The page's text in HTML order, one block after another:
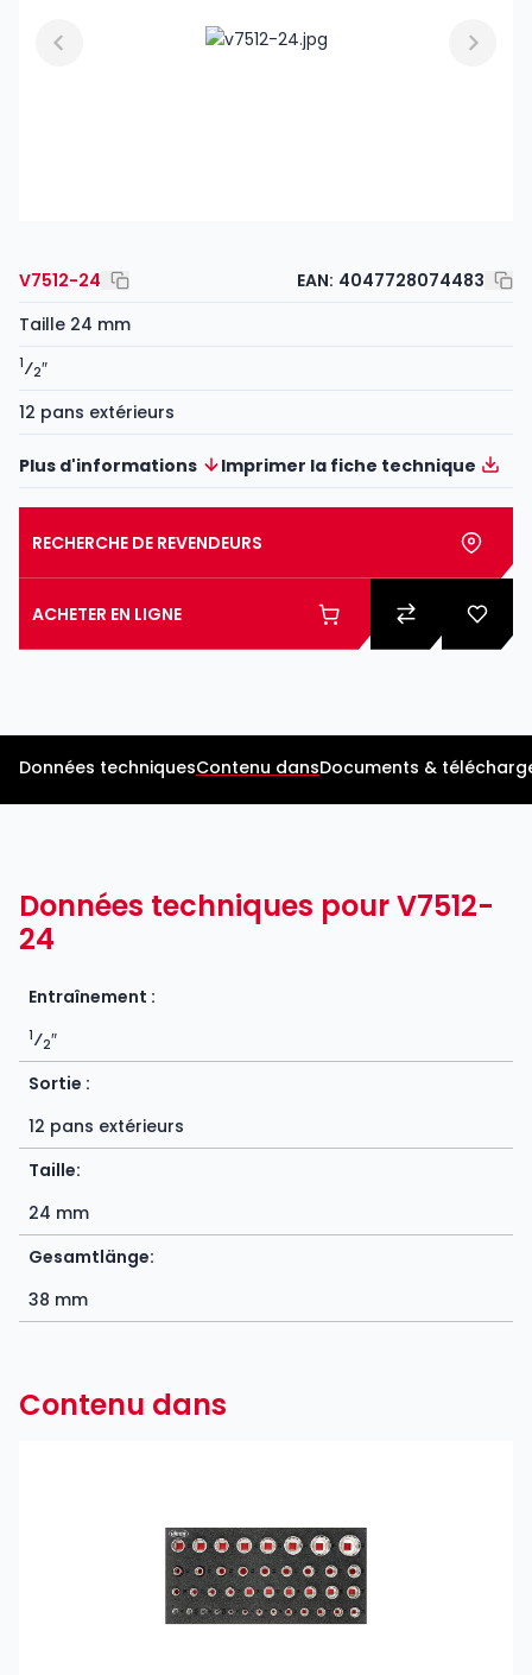
V7512-24 EAN: 4047728074483
Taille 24 mm
1⁄2″
12 pans extérieurs
Plus d'informations Imprimer la fiche technique
RECHERCHE DE REVENDEURS
ACHETER EN LIGNE
Données techniquesContenu dansDocuments &
Données techniques pour V7512-
24
Entraînement :
1⁄2″
Sortie :
12 pans extérieurs
Taille:
24 mm
Gesamtlänge:
38 mm
Contenu dans